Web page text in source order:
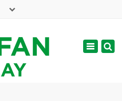
周六: 7:00 - 17:00
Toggle